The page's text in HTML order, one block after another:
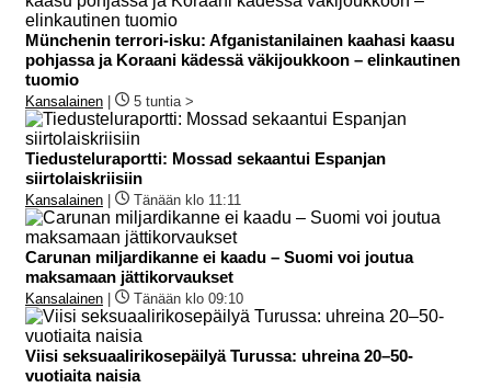
Münchenin terrori-isku: Afganistanilainen kaahasi kaasu
pohjassa ja Koraani kädessä väkijoukkoon – elinkautinen
tuomio
Kansalainen 5 tuntia >
Tiedusteluraportti: Mossad sekaantui Espanjan
siirtolaiskriisiin
Kansalainen Tänään klo 11:11
Carunan miljardikanne ei kaadu – Suomi voi joutua
maksamaan jättikorvaukset
Kansalainen Tänään klo 09:10
Viisi seksuaalirikosepäilyä Turussa: uhreina 20–50-
vuotiaita naisia